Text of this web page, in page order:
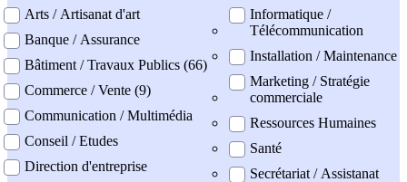
Arts / Artisanat d'art
Banque / Assurance
Bâtiment / Travaux Publics (66)
Commerce / Vente (9)
Communication / Multimédia
Conseil / Etudes
Direction d'entreprise
Informatique /
Télécommunication
Installation / Maintenance
Marketing / Stratégie
commerciale
Ressources Humaines
Santé
Secrétariat / Assistanat